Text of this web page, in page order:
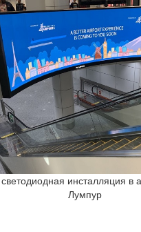
светодиодная инсталляция в
Лумпур